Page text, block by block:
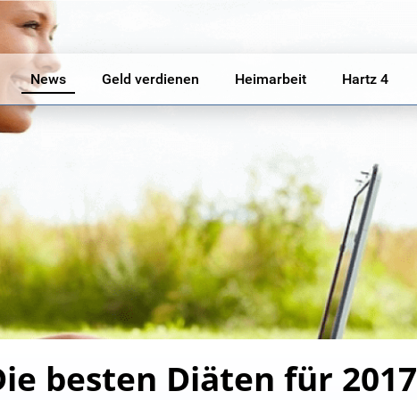
News Geld verdienen Heimarbeit Hartz 4
besten Diäten für 2017